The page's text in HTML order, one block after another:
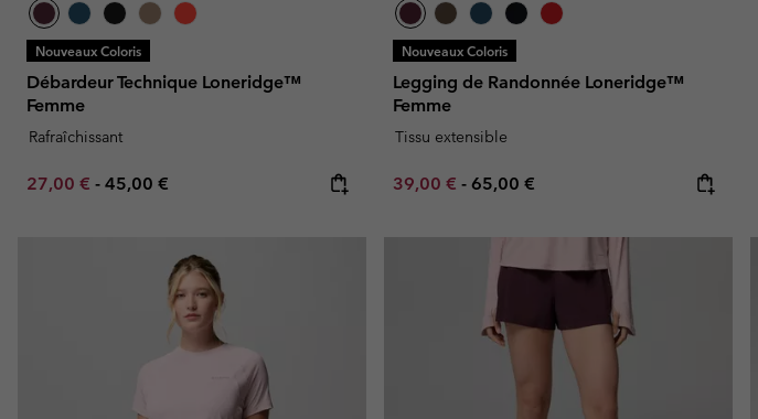
Nouveaux Coloris
Débardeur Technique Loneridge™
Femme
Rafraîchissant
Minimum sale price:
27,00 € - Maximum price:
45,00 €
Nouveaux Coloris
Legging de Randonnée Loneridge™
Femme
Tissu extensible
Minimum sale price:
39,00 € - Maximum price:
65,00 €